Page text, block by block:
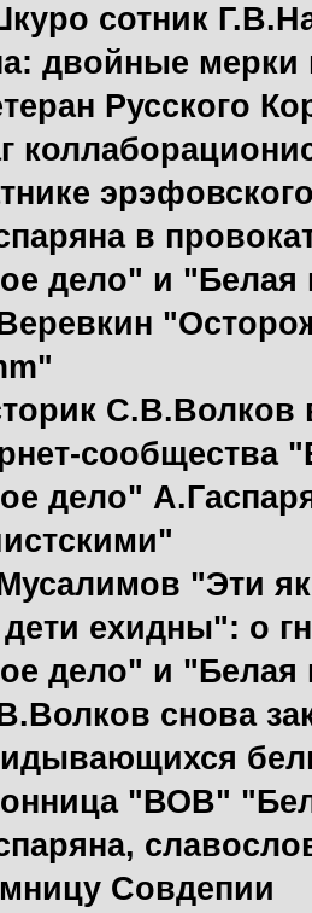
сотник
двойные мерки
Русского
в
дело" и "Белая
С.В.Волков
сообщества
дело"
"Эти
дети ехидны": о
дело" и "Белая
снова
"ВОВ"
Совдепии